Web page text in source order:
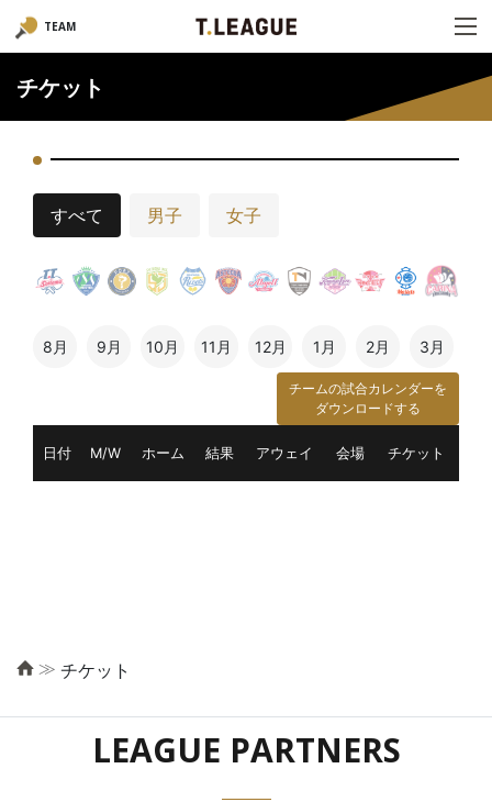
TEAM
チケット
すべて 男子 女子
8月 9月 10月 11月 12月 1月 2月 3月
チームの試合カレンダーを
ダウンロードする
日付 M/W ホーム 結果 アウェイ 会場 チケット
≫ チケット
LEAGUE PARTNERS